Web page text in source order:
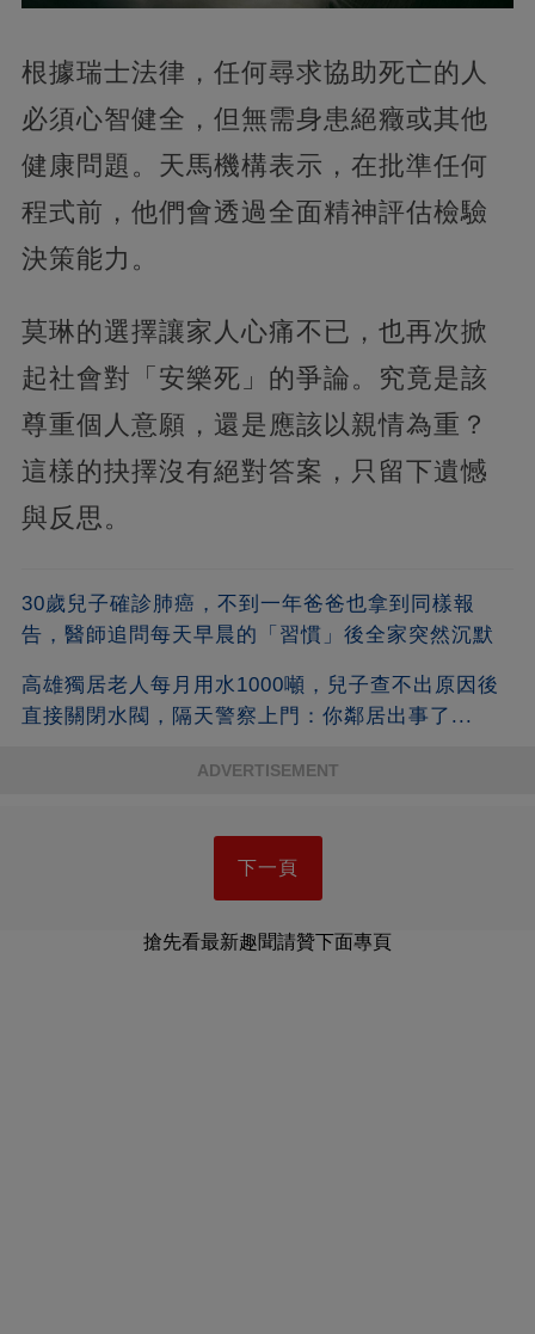
根據瑞士法律，任何尋求協助死亡的人
必須心智健全，但無需身患絕癥或其他
健康問題。天馬機構表示，在批準任何
程式前，他們會透過全面精神評估檢驗
決策能力。
莫琳的選擇讓家人心痛不已，也再次掀
起社會對「安樂死」的爭論。究竟是該
尊重個人意願，還是應該以親情為重？
這樣的抉擇沒有絕對答案，只留下遺憾
與反思。
30歲兒子確診肺癌，不到一年爸爸也拿到同樣報
告，醫師追問每天早晨的「習慣」後全家突然沉默
高雄獨居老人每月用水1000噸，兒子查不出原因後
直接關閉水閥，隔天警察上門：你鄰居出事了...
ADVERTISEMENT
下一頁
搶先看最新趣聞請贊下面專頁